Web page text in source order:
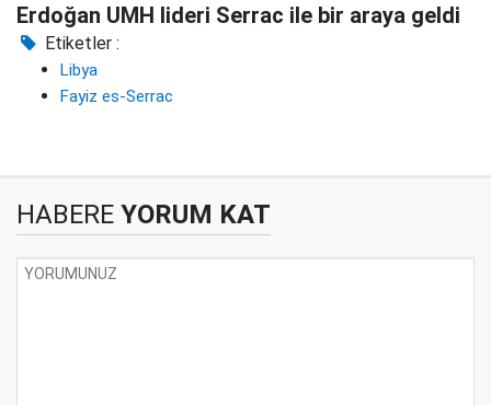
Erdoğan UMH lideri Serrac ile bir araya geldi
Etiketler :
Libya
Fayiz es-Serrac
HABERE YORUM KAT